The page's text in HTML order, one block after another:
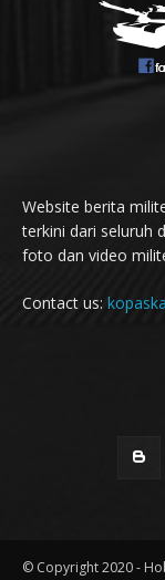
Website berita
terkini dari seluruh
foto dan video
Contact us:
© Copyright 2020 -